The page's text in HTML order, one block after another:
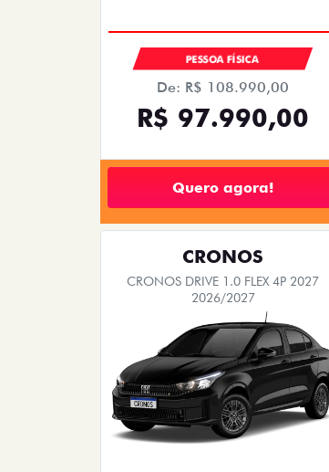
PESSOA FÍSICA
De: R$ 108.990,00
R$ 97.990,00
Quero agora!
CRONOS
CRONOS DRIVE 1.0 FLEX 4P 2027
2026/2027